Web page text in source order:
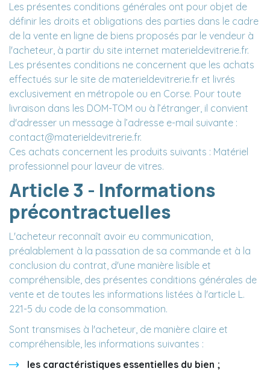
Les présentes conditions générales ont pour objet de
définir les droits et obligations des parties dans le cadre
de la vente en ligne de biens proposés par le vendeur à
l'acheteur, à partir du site internet materieldevitrerie.fr.
Les présentes conditions ne concernent que les achats
effectués sur le site de materieldevitrerie.fr et livrés
exclusivement en métropole ou en Corse. Pour toute
livraison dans les DOM-TOM ou à l’étranger, il convient
d'adresser un message à l’adresse e-mail suivante :
contact@materieldevitrerie.fr.
Ces achats concernent les produits suivants : Matériel
professionnel pour laveur de vitres.
Article 3 - Informations
précontractuelles
L'acheteur reconnaît avoir eu communication,
préalablement à la passation de sa commande et à la
conclusion du contrat, d'une manière lisible et
compréhensible, des présentes conditions générales de
vente et de toutes les informations listées à l'article L.
221-5 du code de la consommation.
Sont transmises à l'acheteur, de manière claire et
compréhensible, les informations suivantes :
les caractéristiques essentielles du bien ;